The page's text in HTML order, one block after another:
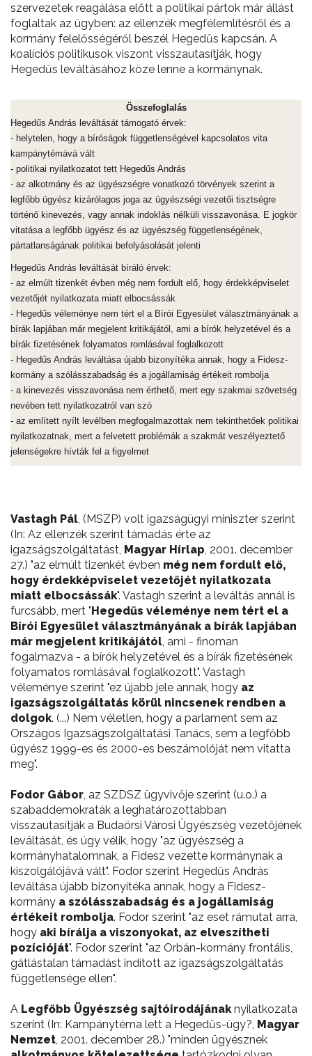
szervezetek reagálása előtt a politikai pártok már állást
foglaltak az ügyben: az ellenzék megfélemlítésről és a
kormány felelősségéről beszél Hegedűs kapcsán. A
koalíciós politikusok viszont visszautasítják, hogy
Hegedűs leváltásához köze lenne a kormánynak.
Összefoglalás
Hegedűs András leváltását támogató érvek:
- helytelen, hogy a bíróságok függetlenségével kapcsolatos vita
kampánytémává vált
- politikai nyilatkozatot tett Hegedűs András
- az alkotmány és az ügyészségre vonatkozó törvények szerint a
legfőbb ügyész kizárólagos joga az ügyészségi vezetői tisztségre
történő kinevezés, vagy annak indoklás nélküli visszavonása. E jogkör
vitatása a legfőbb ügyész és az ügyészség függetlenségének,
pártatlanságának politikai befolyásolását jelenti
Hegedűs András leváltását bíráló érvek:
- az elmúlt tizenkét évben még nem fordult elő, hogy érdekképviselet
vezetőjét nyilatkozata miatt elbocsássák
- Hegedűs véleménye nem tért el a Bírói Egyesület választmányának a
bírák lapjában már megjelent kritikájától, ami a bírók helyzetével és a
bírák fizetésének folyamatos romlásával foglalkozott
- Hegedűs András leváltása újabb bizonyítéka annak, hogy a Fidesz-
kormány a szólásszabadság és a jogállamiság értékeit rombolja
- a kinevezés visszavonása nem érthető, mert egy szakmai szövetség
nevében tett nyilatkozatról van szó
- az említett nyílt levélben megfogalmazottak nem tekinthetőek politikai
nyilatkozatnak, mert a felvetett problémák a szakmát veszélyeztető
jelenségekre hívták fel a figyelmet
Vastagh Pál, (MSZP) volt igazságügyi miniszter szerint
(In: Az ellenzék szerint támadás érte az
igazságszolgáltatást, Magyar Hírlap, 2001. december
27.) "az elmúlt tizenkét évben még nem fordult elő,
hogy érdekképviselet vezetőjét nyilatkozata
miatt elbocsássák". Vastagh szerint a leváltás annál is
furcsább, mert "Hegedűs véleménye nem tért el a
Bírói Egyesület választmányának a bírák lapjában
már megjelent kritikájától, ami - finoman
fogalmazva - a bírók helyzetével és a bírák fizetésének
folyamatos romlásával foglalkozott". Vastagh
véleménye szerint "ez újabb jele annak, hogy az
igazságszolgáltatás körül nincsenek rendben a
dolgok. (...) Nem véletlen, hogy a parlament sem az
Országos Igazságszolgáltatási Tanács, sem a legfőbb
ügyész 1999-es és 2000-es beszámolóját nem vitatta
meg".
Fodor Gábor, az SZDSZ ügyvivője szerint (u.o.) a
szabaddemokraták a leghatározottabban
visszautasítják a Budaörsi Városi Ügyészség vezetőjének
leváltását, és úgy vélik, hogy "az ügyészség a
kormányhatalomnak, a Fidesz vezette kormánynak a
kiszolgálójává vált". Fodor szerint Hegedűs András
leváltása újabb bizonyítéka annak, hogy a Fidesz-
kormány a szólásszabadság és a jogállamiság
értékeit rombolja. Fodor szerint "az eset rámutat arra,
hogy aki bírálja a viszonyokat, az elveszítheti
pozícióját". Fodor szerint "az Orbán-kormány frontális,
gátlástalan támadást indított az igazságszolgáltatás
függetlensége ellen".
A Legfőbb Ügyészség sajtóirodájánaknyilatkozata
szerint (In: Kampánytéma lett a Hegedűs-ügy?, Magyar
Nemzet, 2001. december 28.) "minden ügyésznek